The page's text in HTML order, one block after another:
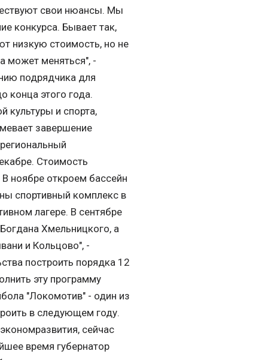
свои нюансы. Мы
конкурса. Бывает так,
низкую стоимость, но не
может меняться", -
подрядчика для
конца этого года.
культуры и спорта,
завершение
Стоимость
ноябре откроем бассейн
спортивный комплекс в
лагере. В сентябре
Хмельницкого, а
и Кольцово", -
построить порядка 12
эту программу
"Локомотив" - один из
в следующем году.
сейчас
время губернатор